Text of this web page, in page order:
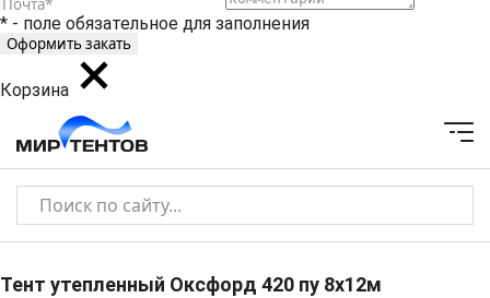
* - поле обязательное для заполнения
Корзина
Тент утепленный Оксфорд 420 пу 8х12м